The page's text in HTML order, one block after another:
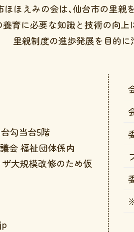
ほほえみの会は、仙台市の里親
育に必要な知識と技術の向上
里親制度の進歩発展を目的に
勾当台5階
会 福祉団体係内
大規模改修のため仮